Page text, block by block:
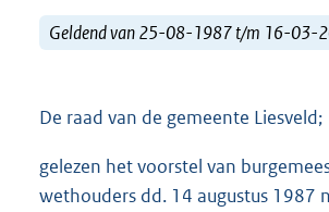
Geldend van 25-08-1987 t/m 16-03-
De raad van de gemeente Liesveld;
gelezen het voorstel van
wethouders dd. 14 augustus 1987